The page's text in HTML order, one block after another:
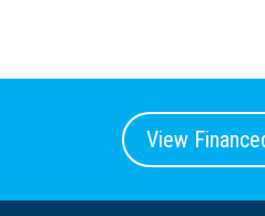
View